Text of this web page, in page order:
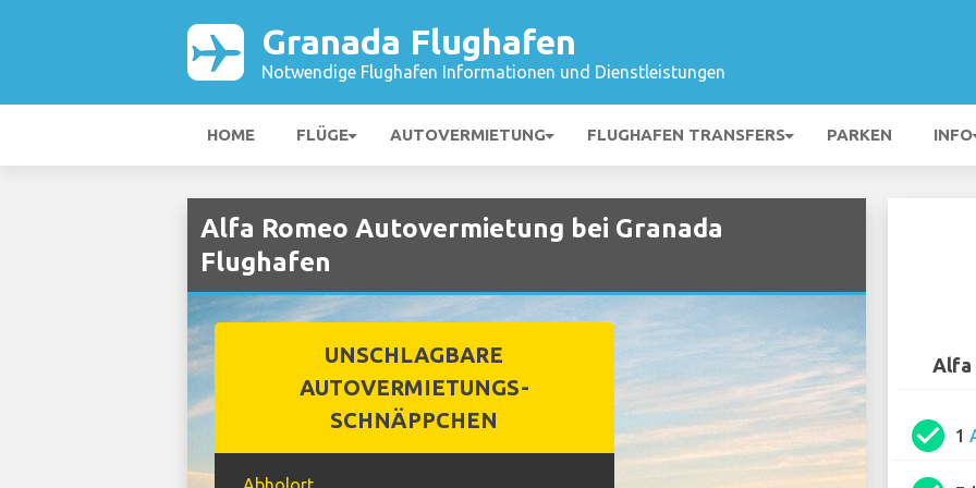
Granada Flughafen
Notwendige Flughafen Informationen und Dienstleistungen
HOME FLÜGE AUTOVERMIETUNG FLUGHAFEN TRANSFERS PARKEN INFO
Alfa Romeo Autovermietung bei Granada
Flughafen
UNSCHLAGBARE
AUTOVERMIETUNGS-
SCHNÄPPCHEN
Alfa
check_circle 1